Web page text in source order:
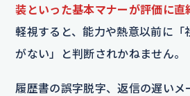
装といった基本マナーが評価に直
軽視すると、能力や熱意以前に「
がない」と判断されかねません。
履歴書の誤字脱字、返信の遅いメ